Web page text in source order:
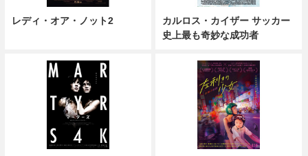
レディ・オア・ノット2
カルロス・カイザー サッカー
史上最も奇妙な成功者